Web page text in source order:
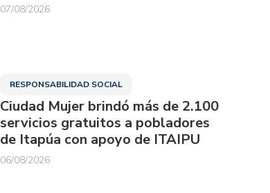
07/08/2026
RESPONSABILIDAD SOCIAL
Ciudad Mujer brindó más de 2.100
servicios gratuitos a pobladores
de Itapúa con apoyo de ITAIPU
06/08/2026